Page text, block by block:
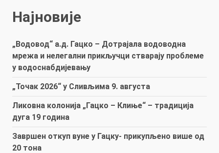
Најновије
„Водовод“ а.д. Гацко – Дотрајала водоводна
мрежа и нелегални прикључци стварају проблеме
у водоснабдијевању
„Точак 2026“ у Сливљима 9. августа
Ликовна колонија „Гацко – Клиње“ – традиција
дуга 19 година
Завршен откуп вуне у Гацку- прикупљено више од
20 тона